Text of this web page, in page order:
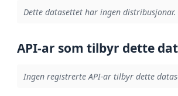
Dette datasettet har ingen distribusjonar.
API-ar som tilbyr dette
Ingen registrerte API-ar tilbyr dette